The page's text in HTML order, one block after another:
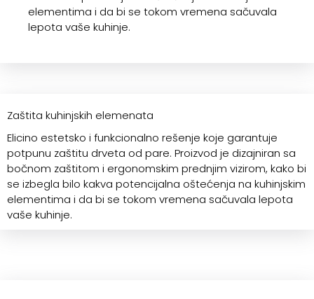
elementima i da bi se tokom vremena sačuvala
lepota vaše kuhinje.
Zaštita kuhinjskih elemenata
Elicino estetsko i funkcionalno rešenje koje garantuje
potpunu zaštitu drveta od pare. Proizvod je dizajniran sa
bočnom zaštitom i ergonomskim prednjim vizirom, kako bi
se izbegla bilo kakva potencijalna oštećenja na kuhinjskim
elementima i da bi se tokom vremena sačuvala lepota
vaše kuhinje.